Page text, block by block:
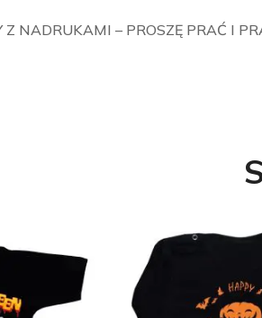
NADRUKAMI – PROSZĘ PRAĆ I